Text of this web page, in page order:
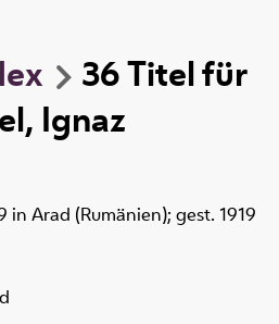
36Titelfür
Ignaz
in Arad (Rumänien); gest. 1919